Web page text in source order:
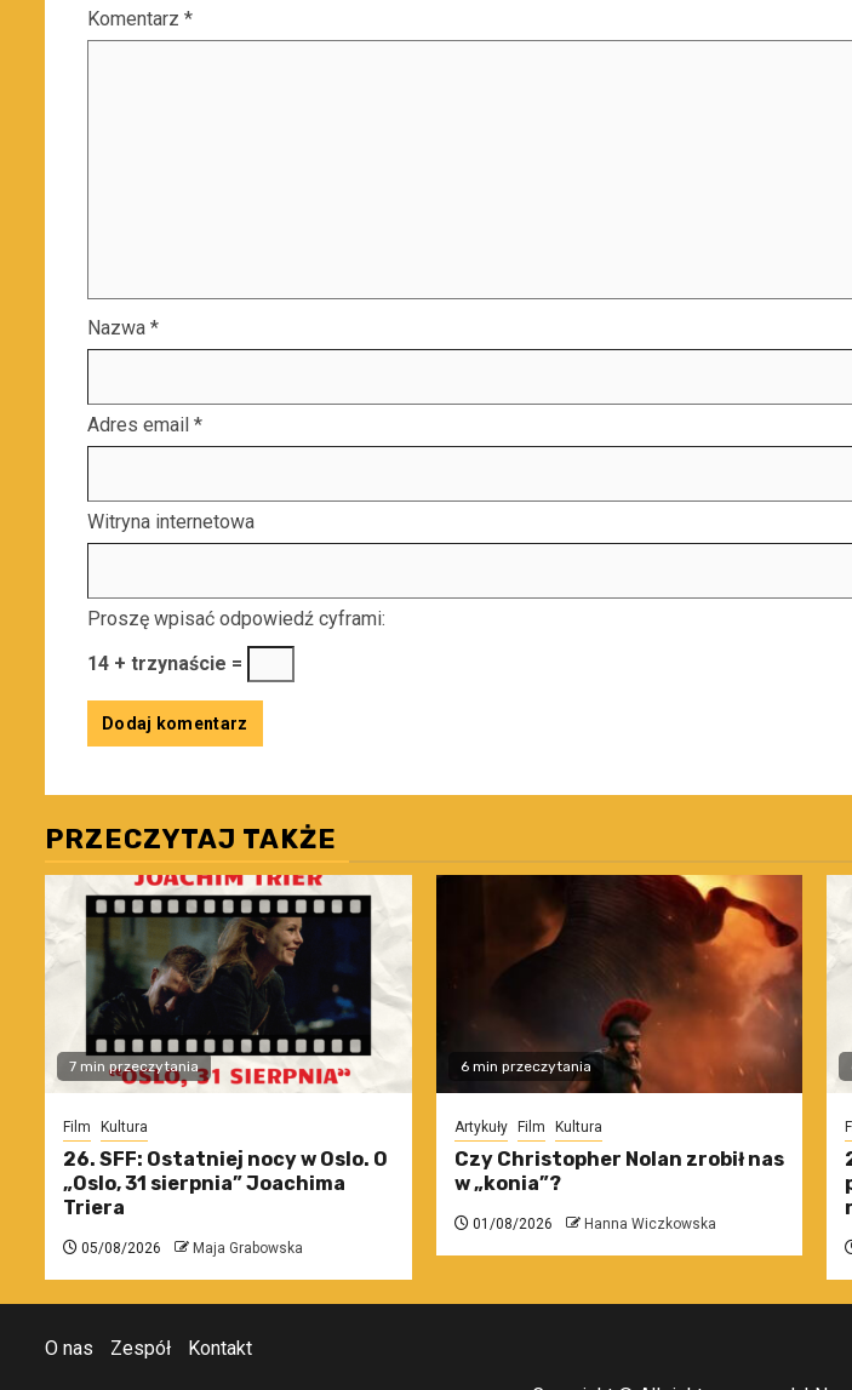
Komentarz *
Nazwa *
Adres email *
Witryna internetowa
Proszę wpisać odpowiedź cyframi:
14 + trzynaście =
PRZECZYTAJ TAKŻE
7 min przeczytania
Film Kultura
26. SFF: Ostatniej nocy w Oslo. O
„Oslo, 31 sierpnia” Joachima
Triera
05/08/2026 Maja Grabowska
6 min przeczytania
Artykuły Film Kultura
Czy Christopher Nolan zrobił nas
w „konia”?
01/08/2026 Hanna Wiczkowska
O nas Zespół Kontakt